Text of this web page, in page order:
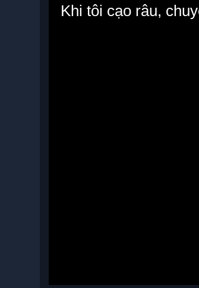
Khi tôi cạo râu,